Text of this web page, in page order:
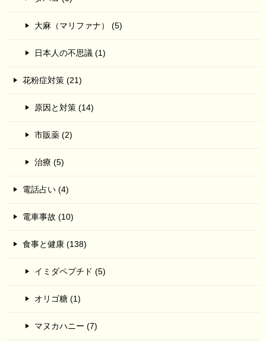
大麻（マリファナ） (5)
日本人の不思議 (1)
花粉症対策 (21)
原因と対策 (14)
市販薬 (2)
治療 (5)
電話占い (4)
電車事故 (10)
食事と健康 (138)
イミダペプチド (5)
オリゴ糖 (1)
マヌカハニー (7)